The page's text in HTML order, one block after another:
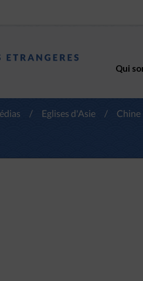
Qui
/ Eglises d'Asie / Chine